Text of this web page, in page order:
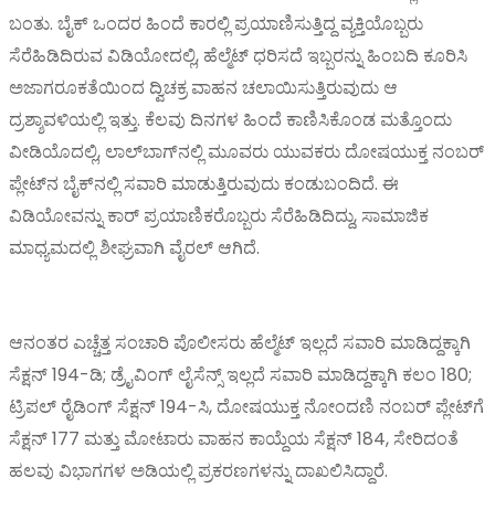
ಬಂತು. ಬೈಕ್ ಒಂದರ ಹಿಂದೆ ಕಾರಲ್ಲಿ ಪ್ರಯಾಣಿಸುತ್ತಿದ್ದ ವ್ಯಕ್ತಿಯೊಬ್ಬರು
ಸೆರೆಹಿಡಿದಿರುವ ವಿಡಿಯೋದಲ್ಲಿ, ಹೆಲ್ಮೆಟ್ ಧರಿಸದೆ ಇಬ್ಬರನ್ನು ಹಿಂಬದಿ ಕೂರಿಸಿ
ಅಜಾಗರೂಕತೆಯಿಂದ ದ್ವಿಚಕ್ರ ವಾಹನ ಚಲಾಯಿಸುತ್ತಿರುವುದು ಆ
ದ್ರಶ್ಶಾವಳಿಯಲ್ಲಿ ಇತ್ತು. ಕೆಲವು ದಿನಗಳ ಹಿಂದೆ ಕಾಣಿಸಿಕೊಂಡ ಮತ್ತೊಂದು
ವೀಡಿಯೊದಲ್ಲಿ, ಲಾಲ್‌ಬಾಗ್‌ನಲ್ಲಿ ಮೂವರು ಯುವಕರು ದೋಷಯುಕ್ತ ನಂಬರ್
ಪ್ಲೇಟ್‌ನ ಬೈಕ್‌ನಲ್ಲಿ ಸವಾರಿ ಮಾಡುತ್ತಿರುವುದು ಕಂಡುಬಂದಿದೆ. ಈ
ವಿಡಿಯೋವನ್ನು ಕಾರ್ ಪ್ರಯಾಣಿಕರೊಬ್ಬರು ಸೆರೆಹಿಡಿದಿದ್ದು, ಸಾಮಾಜಿಕ
ಮಾಧ್ಯಮದಲ್ಲಿ ಶೀಘ್ರವಾಗಿ ವೈರಲ್ ಆಗಿದೆ.
ಆನಂತರ ಎಚ್ಚೆತ್ತ ಸಂಚಾರಿ ಪೊಲೀಸರು ಹೆಲ್ಮೆಟ್ ಇಲ್ಲದೆ ಸವಾರಿ ಮಾಡಿದ್ದಕ್ಕಾಗಿ
ಸೆಕ್ಷನ್ 194-ಡಿ; ಡ್ರೈವಿಂಗ್ ಲೈಸೆನ್ಸ್ ಇಲ್ಲದೆ ಸವಾರಿ ಮಾಡಿದ್ದಕ್ಕಾಗಿ ಕಲಂ 180;
ಟ್ರಿಪಲ್ ರೈಡಿಂಗ್ ಸೆಕ್ಷನ್ 194-ಸಿ, ದೋಷಯುಕ್ತ ನೋಂದಣಿ ನಂಬರ್ ಪ್ಲೇಟ್‌ಗೆ
ಸೆಕ್ಷನ್ 177 ಮತ್ತು ಮೋಟಾರು ವಾಹನ ಕಾಯ್ದೆಯ ಸೆಕ್ಷನ್ 184, ಸೇರಿದಂತೆ
ಹಲವು ವಿಭಾಗಗಳ ಅಡಿಯಲ್ಲಿ ಪ್ರಕರಣಗಳನ್ನು ದಾಖಲಿಸಿದ್ದಾರೆ.